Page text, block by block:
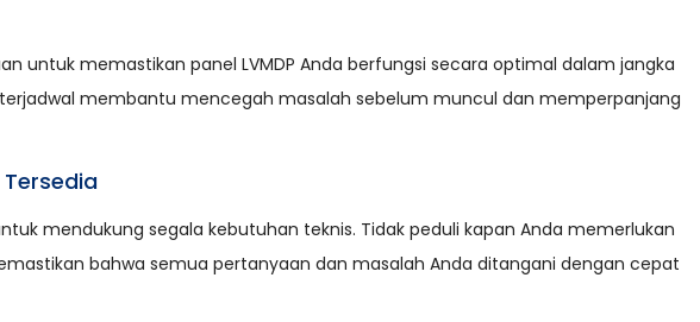
untuk memastikan panel LVMDP Anda berfungsi secara optimal dalam jangka
membantu mencegah masalah sebelum muncul dan memperpanjang
mendukung segala kebutuhan teknis. Tidak peduli kapan Anda memerlukan
bahwa semua pertanyaan dan masalah Anda ditangani dengan cepat